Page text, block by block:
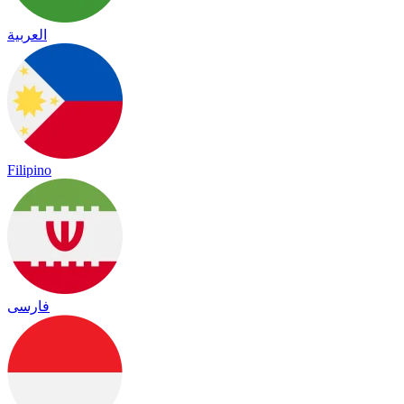
العربية
Filipino
فارسی